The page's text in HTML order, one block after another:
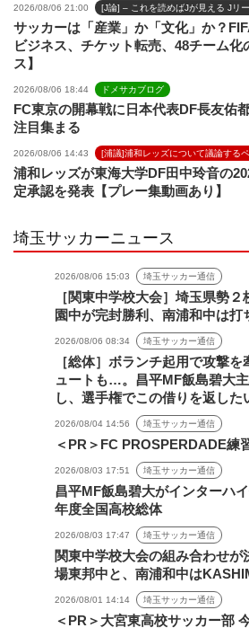
2026/08/06 21:00 [J論] – これを読めばJが見える Jリ
サッカーは「産業」か「文化」か？
ビジネス、チケット転売、48チーム化
ス】
2026/08/06 18:44 ドメサカブログ
FC東京の開幕戦に日本代表DF長友佑
注目集まる
2026/08/06 14:43 [浦議]浦和レッズについて議論する
浦和レッズが東海大学DF田中玲音の
定承認を発表【プレー集動画あり】
埼玉サッカーニュース
2026/08/06 15:03 埼玉サッカー通信
［関東中学校大会］埼玉県勢
園中が完封勝利、南浦和中は打
2026/08/06 08:34 埼玉サッカー通信
［総体］ボランチ起用で攻撃
ュートも…。昌平MF飯島碧大
し、選手権でこの借りを返した
2026/08/04 14:56 埼玉サッカー通信
＜PR＞FC PROSPERDADE練
2026/08/03 17:51 埼玉サッカー通信
昌平MF飯島碧大がインターハ
年度全国高校総体
2026/08/03 17:47 埼玉サッカー通信
関東中学校大会の組み合わせが
場東邦中と、南浦和中は
2026/08/01 14:14 埼玉サッカー通信
＜PR＞大宮東高校サッカー部